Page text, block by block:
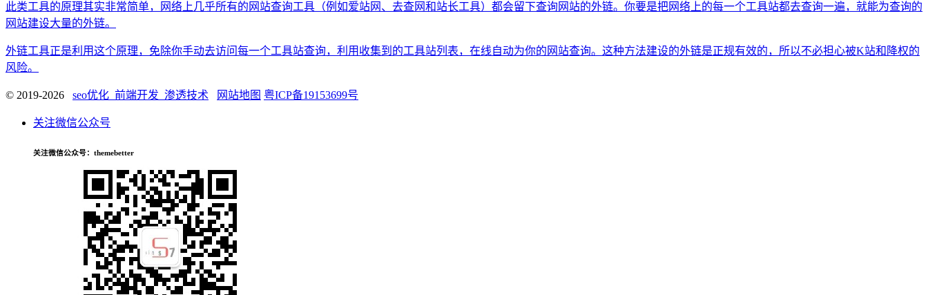
此类工具的原理其实非常简单，网络上几乎所有的网站查询工具（例如爱站网、去查网和站长工具）都会留下查询网站的外链。你要是把网络上的每一个工具站都去查询一遍，就能为查询的
网站建设大量的外链。
外链工具正是利用这个原理，免除你手动去访问每一个工具站查询，利用收集到的工具站列表，在线自动为你的网站查询。这种方法建设的外链是正规有效的，所以不必担心被K站和降权的
风险。
© 2019-2026 seo优化_前端开发_渗透技术 网站地图 粤ICP备19153699号
关注微信公众号
关注微信公众号：themebetter